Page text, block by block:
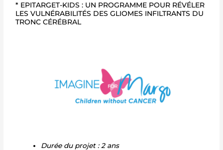
* EPITARGET-KIDS : UN PROGRAMME POUR RÉVÉLER
LES VULNÉRABILITÉS DES GLIOMES INFILTRANTS DU
TRONC CÉRÉBRAL
Durée du projet : 2 ans